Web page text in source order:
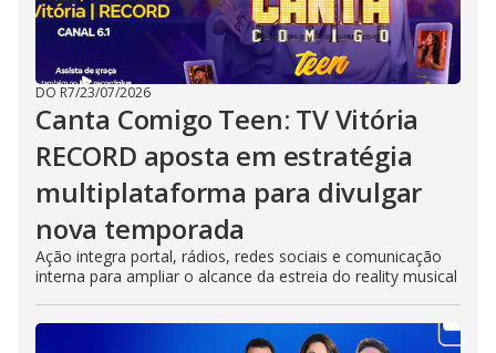
DO R7/23/07/2026
Canta Comigo Teen: TV Vitória
RECORD aposta em estratégia
multiplataforma para divulgar
nova temporada
Ação integra portal, rádios, redes sociais e comunicação
interna para ampliar o alcance da estreia do reality musical